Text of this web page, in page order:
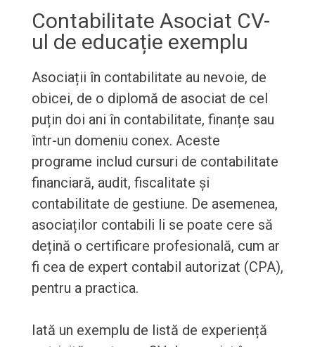
Contabilitate Asociat CV-
ul de educație exemplu
Asociații în contabilitate au nevoie, de
obicei, de o diplomă de asociat de cel
puțin doi ani în contabilitate, finanțe sau
într-un domeniu conex. Aceste
programe includ cursuri de contabilitate
financiară, audit, fiscalitate și
contabilitate de gestiune. De asemenea,
asociaților contabili li se poate cere să
dețină o certificare profesională, cum ar
fi cea de expert contabil autorizat (CPA),
pentru a practica.
Iată un exemplu de listă de experiență